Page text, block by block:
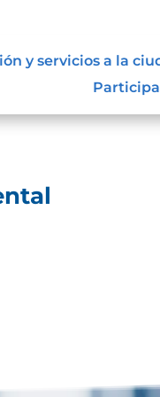
y servicios a la
Participa
clasificación